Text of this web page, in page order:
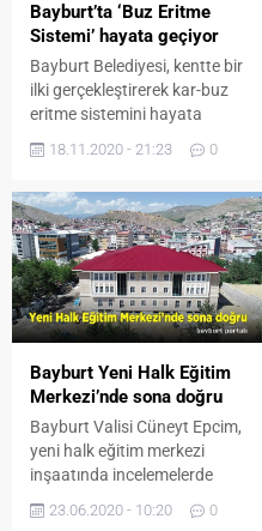
Bayburt’ta ‘Buz Eritme
Sistemi’ hayata geçiyor
Bayburt Belediyesi, kentte bir
ilki gerçekleştirerek kar-buz
eritme sistemini hayata
geçiriyor. Bayburt’ta araç
trafiğinin yoğun olduğu Kışla
aylarında araç sürücülerinin
korkulu rüyası olmaktan
çıkıyor. Bayburt Belediyesi
Kışla Çeşmesi Kar-Buz
Eritme Sistemi Projesi
kapsamında rampa ısıtma
koyarak kentte bir ilki
gerçekleştiriyor.
Uygulamanın ilk denemesi
yapılacak olan...
18.11.2020 - 21:23 0
Bayburt Yeni Halk Eğitim
Merkezi’nde sona doğru
Bayburt Valisi Cüneyt Epcim,
yeni halk eğitim merkezi
inşaatında incelemelerde
mimari yapısının Bayburt
23.06.2020 - 10:20 0